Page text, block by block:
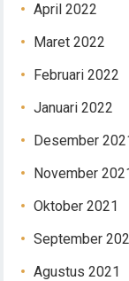
April 2022
Maret 2022
Februari 2022
Januari 2022
Desember
November
Oktober 2021
September
Agustus 2021